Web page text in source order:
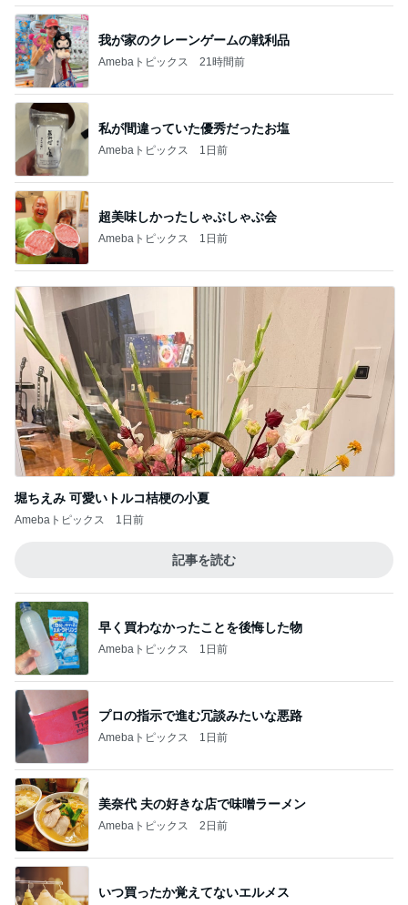
我が家のクレーンゲームの戦利品
Amebaトピックス 21時間前
私が間違っていた優秀だったお塩
Amebaトピックス 1日前
超美味しかったしゃぶしゃぶ会
Amebaトピックス 1日前
堀ちえみ 可愛いトルコ桔梗の小夏
Amebaトピックス 1日前
記事を読む
早く買わなかったことを後悔した物
Amebaトピックス 1日前
プロの指示で進む冗談みたいな悪路
Amebaトピックス 1日前
美奈代 夫の好きな店で味噌ラーメン
Amebaトピックス 2日前
いつ買ったか覚えてないエルメス